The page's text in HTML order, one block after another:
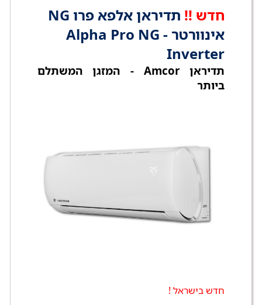
חדש !!
תדיראן אלפא פרו NG
אינוורטר - Alpha Pro NG
Inverter
תדיראן Amcor - המזגן המשתלם
ביותר
חדש בישראל !